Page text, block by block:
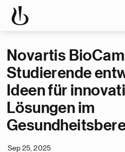
Novartis
Studierende
Ideen für
Lösungen im
Sep 25, 2025